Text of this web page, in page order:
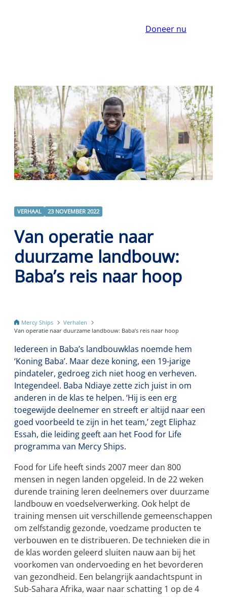
Doneer nu
VERHAAL 23 NOVEMBER 2022
Van operatie naar
duurzame landbouw:
Baba’s reis naar hoop
Mercy Ships
Verhalen
Van operatie naar duurzame landbouw: Baba’s reis naar hoop
Iedereen in Baba’s landbouwklas noemde hem
‘Koning Baba’. Maar deze koning, een 19-jarige
pindateler, gedroeg zich niet hoog en verheven.
Integendeel. Baba Ndiaye zette zich juist in om
anderen in de klas te helpen. ‘Hij is een erg
toegewijde deelnemer en streeft er altijd naar een
goed voorbeeld te zijn in het team,’ zegt Eliphaz
Essah, die leiding geeft aan het Food for Life
programma van Mercy Ships.
Food for Life heeft sinds 2007 meer dan 800
mensen in negen landen opgeleid. In de 22 weken
durende training leren deelnemers over duurzame
landbouw en voedselverwerking. Ook helpt de
training mensen uit verschillende gemeenschappen
om zelfstandig gezonde, voedzame producten te
verbouwen en te distribueren. De technieken die in
de klas worden geleerd sluiten nauw aan bij het
voorkomen van ondervoeding en het bevorderen
van gezondheid. Een belangrijk aandachtspunt in
Sub-Sahara Afrika, waar naar schatting 1 op de 4